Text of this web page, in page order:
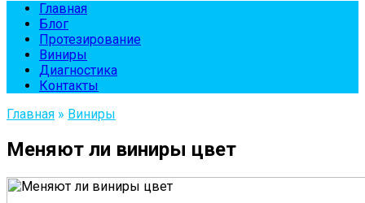
Главная
Блог
Протезирование
Виниры
Диагностика
Контакты
Главная » Виниры
Меняют ли виниры цвет